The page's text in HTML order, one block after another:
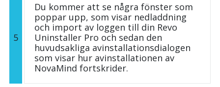
5
Du kommer att se några fönster som
poppar upp, som visar nedladdning
och import av loggen till din Revo
Uninstaller Pro och sedan den
huvudsakliga avinstallationsdialogen
som visar hur avinstallationen av
NovaMind fortskrider.